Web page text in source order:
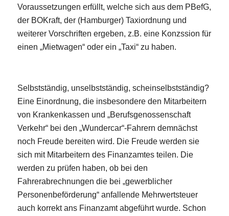
Voraussetzungen erfüllt, welche sich aus dem PBefG,
der BOKraft, der (Hamburger) Taxiordnung und
weiterer Vorschriften ergeben, z.B. eine Konzssion für
einen „Mietwagen“ oder ein „Taxi“ zu haben.
Selbstständig, unselbstständig, scheinselbstständig?
Eine Einordnung, die insbesondere den Mitarbeitern
von Krankenkassen und „Berufsgenossenschaft
Verkehr“ bei den „Wundercar“-Fahrern demnächst
noch Freude bereiten wird. Die Freude werden sie
sich mit Mitarbeitern des Finanzamtes teilen. Die
werden zu prüfen haben, ob bei den
Fahrerabrechnungen die bei „gewerblicher
Personenbeförderung“ anfallende Mehrwertsteuer
auch korrekt ans Finanzamt abgeführt wurde. Schon